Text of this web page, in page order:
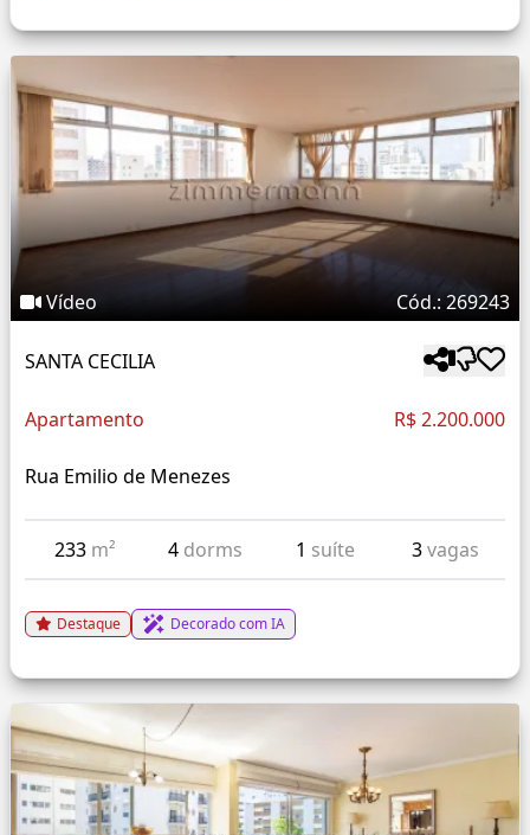
Vídeo Cód.: 269243
SANTA CECILIA
Apartamento R$ 2.200.000
Rua Emilio de Menezes
233 m² 4 dorms 1 suíte 3vagas
Destaque Decorado com IA